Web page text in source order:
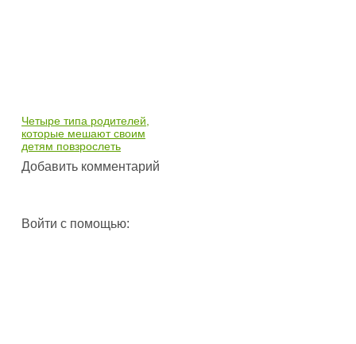
Четыре типа родителей,
которые мешают своим
детям повзрослеть
Добавить комментарий
Войти с помощью: